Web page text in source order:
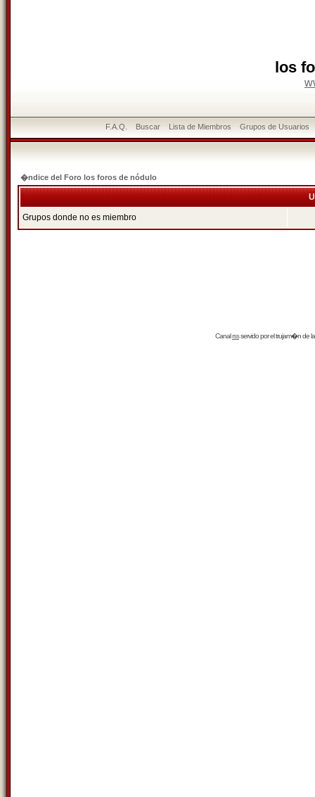
los
F.A.Q. Buscar Lista de Miembros Grupos de Usuarios
�ndice del Foro los foros de nódulo
Grupos donde no es miembro
Canalrssservido por eltrujam�nde